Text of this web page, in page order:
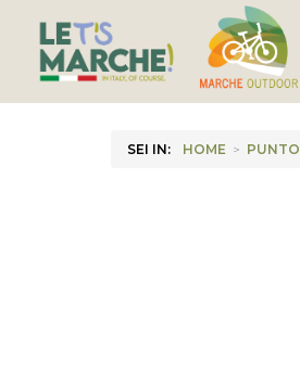
SEI IN: HOME >